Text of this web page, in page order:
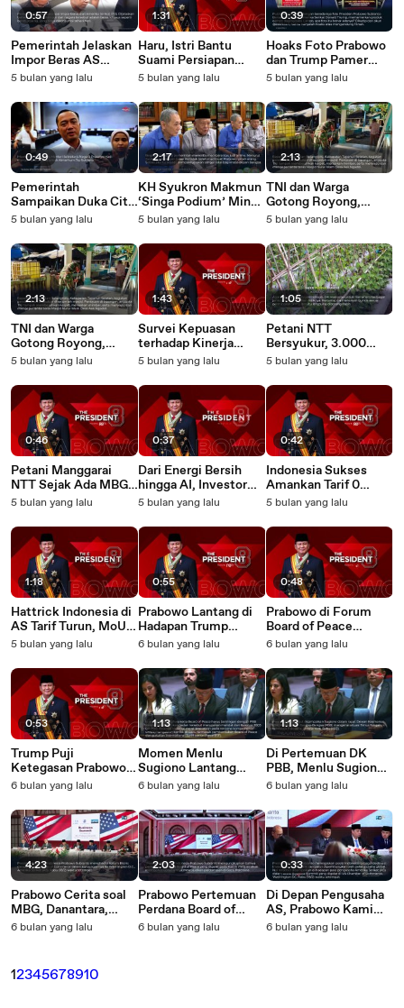
0:57
Pemerintah Jelaskan
Impor Beras AS
adalah Beras Khusus
5 bulan yang lalu
0:49
Pemerintah
Sampaikan Duka Cita
Mendalam Atas
Wapres ke-6 RI Try
Sutrisno
5 bulan yang lalu
2:13
TNI dan Warga
Gotong Royong,
Tempat Ibadah dan
dan Aceh Kinclong
Lagi
5 bulan yang lalu
0:46
Petani Manggarai
NTT Sejak Ada MBG,
Harga Wortel Kami
5 bulan yang lalu
1:18
Hattrick Indonesia di
AS Tarif Turun, MoU
Rp600 Triliun
Jadi Wakil Komandan
Perdamaian Dunia
5 bulan yang lalu
0:53
Trump Puji
Ketegasan Prabowo
di Forum Board of
Melawannya!
6 bulan yang lalu
4:23
Prabowo Cerita soal
MBG, Danantara,
hingga
Pengusaha AS
6 bulan yang lalu
1:31
Haru, Istri Bantu
Suami Persiapan
Berangkat Jadi
ke Gaza
5 bulan yang lalu
2:17
KH Syukron Makmun
‘Singa Podium’ Minta
Prabowo Tak Gentar
Satu-satunya
Harapan Kita,
Indonesia Terlalu
Hancur
5 bulan yang lalu
1:43
Survei Kepuasan
terhadap Kinerja
Prabowo 79,2 Persen,
Menguat
5 bulan yang lalu
0:37
Dari Energi Bersih
hingga AI, Investor
Global dari AS Siap
5 bulan yang lalu
0:55
Prabowo Lantang di
Hadapan Trump
Indonesia Gabung
Perdamaian
Palestina!
6 bulan yang lalu
1:13
Momen Menlu
Sugiono Lantang
Suarakan Perdamaian
Peace Harus Sejalan
dengan Prinsip PBB!
6 bulan yang lalu
2:03
Prabowo Pertemuan
Perdana Board of
Peace untuk
6 bulan yang lalu
0:39
Hoaks Foto Prabowo
dan Trump Pamer
Daging Babi, Berikut
5 bulan yang lalu
2:13
TNI dan Warga
Gotong Royong,
Tempat Ibadah dan
dan Aceh Kinclong
Lagi
5 bulan yang lalu
1:05
Petani NTT
Bersyukur, 3.000
Pohon Buncis
Berkat MBG
5 bulan yang lalu
0:42
Indonesia Sukses
Amankan Tarif 0
Persen bagi Ekspor
Lapangan Kerja
Terima Manfaat
5 bulan yang lalu
0:48
Prabowo di Forum
Board of Peace
Tegaskan Kesiapan RI
Perdamaian ke Gaza
6 bulan yang lalu
1:13
Di Pertemuan DK
PBB, Menlu Sugiono
Kecam Pendudukan
Palestina
6 bulan yang lalu
0:33
Di Depan Pengusaha
AS, Prabowo Kami
Yakin Indonesia
6 bulan yang lalu
12345678910